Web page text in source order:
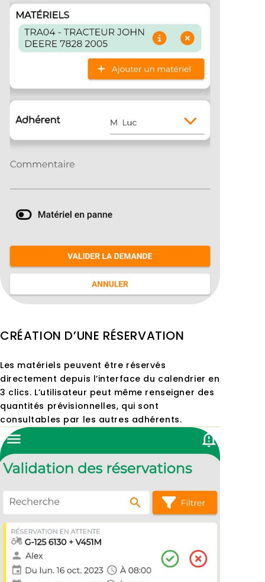
CRÉATION D’UNE RÉSERVATION
Les matériels peuvent être réservés
directement depuis l’interface du calendrier en
3 clics. L’utilisateur peut même renseigner des
quantités prévisionnelles, qui sont
consultables par les autres adhérents.